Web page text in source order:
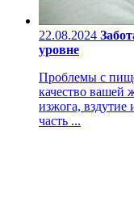
22.08.2024
уровне
Проблемы с
качество вашей
изжога,
часть ...